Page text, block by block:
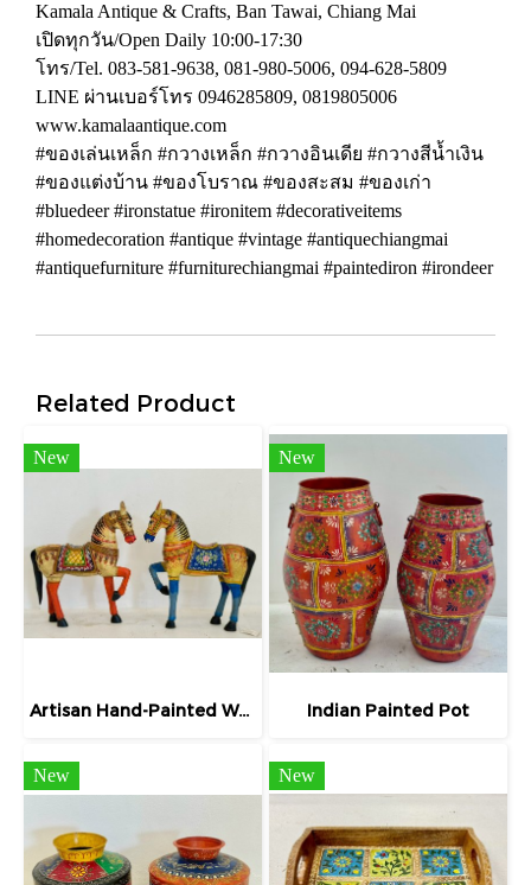
Kamala Antique & Crafts, Ban Tawai, Chiang Mai
เปิดทุกวัน/Open Daily 10:00-17:30
โทร/Tel. 083-581-9638, 081-980-5006, 094-628-5809
LINE ผ่านเบอร์โทร 0946285809, 0819805006
www.kamalaantique.com
#ของเล่นเหล็ก #กวางเหล็ก #กวางอินเดีย #กวางสีน้ำเงิน
#ของแต่งบ้าน #ของโบราณ #ของสะสม #ของเก่า
#bluedeer #ironstatue #ironitem #decorativeitems
#homedecoration #antique #vintage #antiquechiangmai
#antiquefurniture #furniturechiangmai #paintediron #irondeer
Related Product
New
Artisan Hand-Painted Wooden Horse Statue
New
Indian Painted Pot
New New